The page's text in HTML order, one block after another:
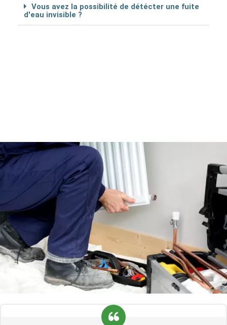
Vous avez la possibilité de détécter une fuite
d'eau invisible ?